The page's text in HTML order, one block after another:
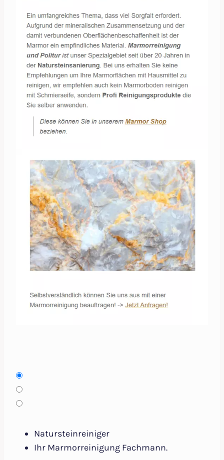
Natursteinreiniger
Ihr Marmorreinigung Fachmann.